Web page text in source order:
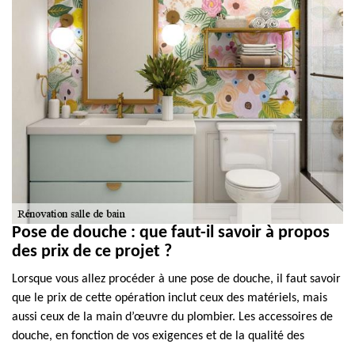
Pose de douche : que faut-il savoir à propos
des prix de ce projet ?
Lorsque vous allez procéder à une pose de douche, il faut savoir
que le prix de cette opération inclut ceux des matériels, mais
aussi ceux de la main d’œuvre du plombier. Les accessoires de
douche, en fonction de vos exigences et de la qualité des